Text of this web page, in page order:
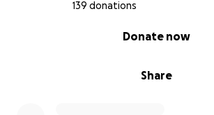
139 donations
Share
Donate now